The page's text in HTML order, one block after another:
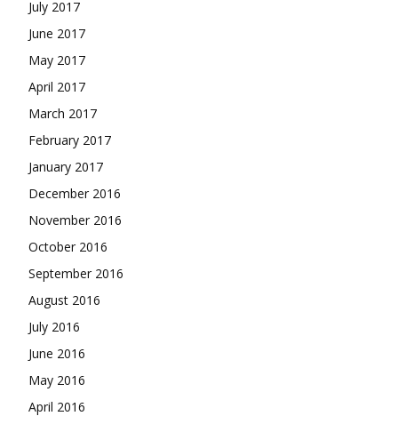
July 2017
June 2017
May 2017
April 2017
March 2017
February 2017
January 2017
December 2016
November 2016
October 2016
September 2016
August 2016
July 2016
June 2016
May 2016
April 2016